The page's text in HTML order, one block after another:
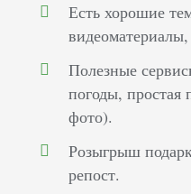
Есть хорошие
Полезные
погоды, простая
фото).
Розыгрыш
репост.